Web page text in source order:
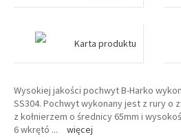
Karta produktu
Wysokiej jakości pochwyt B-Harko
SS304. Pochwyt wykonany jest z rury o
z kołnierzem o średnicy 65mm i
6 wkrętó ... więcej